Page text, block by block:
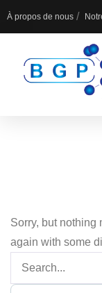
À propos de nous
Sorry, but nothing
again with some